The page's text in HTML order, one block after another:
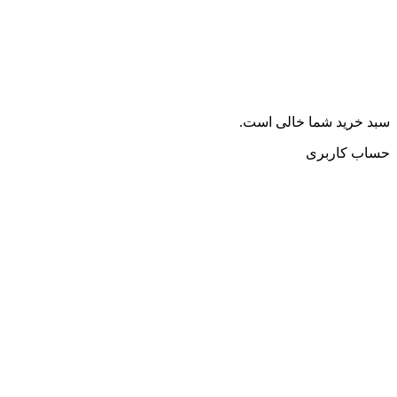
سبد خرید شما خالی است.
حساب کاربری